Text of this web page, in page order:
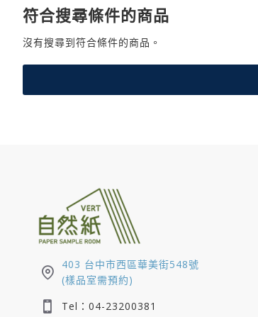
符合搜尋條件的商品
沒有搜尋到符合條件的商品。
403 台中市西區華美街548號
(樣品室需預約)
Tel：04-23200381